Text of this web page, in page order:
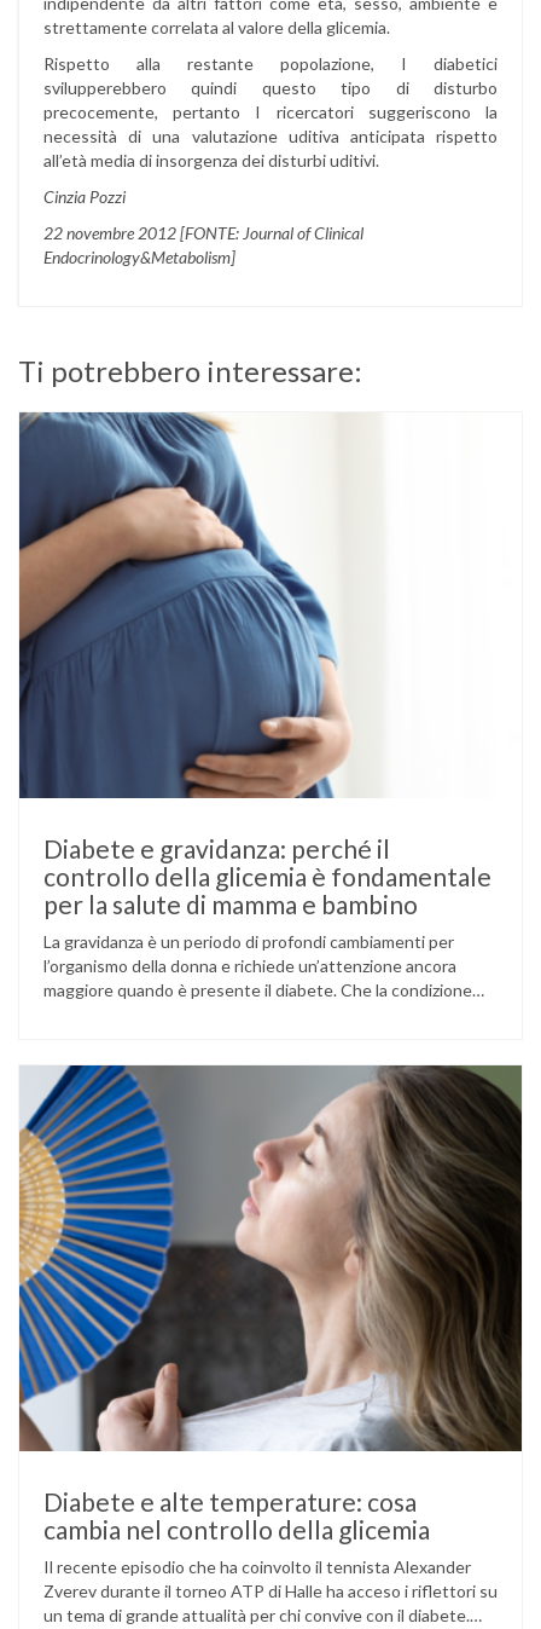
strettamente correlata al valore della glicemia.
Rispetto alla restante popolazione, I diabetici
svilupperebbero quindi questo tipo di disturbo
precocemente, pertanto I ricercatori suggeriscono la
necessità di una valutazione uditiva anticipata rispetto
all’età media di insorgenza dei disturbi uditivi.
Cinzia Pozzi
22 novembre 2012 [FONTE: Journal of Clinical
Endocrinology&Metabolism]
Ti potrebbero interessare:
Diabete e gravidanza: perché il
controllo della glicemia è fondamentale
per la salute di mamma e bambino
La gravidanza è un periodo di profondi cambiamenti per
l’organismo della donna e richiede un’attenzione ancora
maggiore quando è presente il diabete. Che la condizione
volta durante la gestazione (diabete gestazionale),
mantenere …
Diabete e alte temperature: cosa
cambia nel controllo della glicemia
Il recente episodio che ha coinvolto il tennista Alexander
Zverev durante il torneo ATP di Halle ha acceso i riflettori su
un tema di grande attualità per chi convive con il diabete.